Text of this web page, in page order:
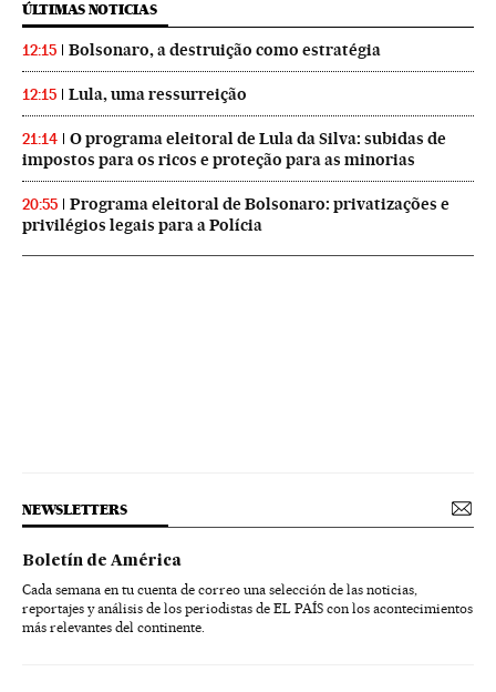
ÚLTIMAS NOTICIAS
12:15 Bolsonaro, a destruição como estratégia
12:15 Lula, uma ressurreição
21:14
O programa eleitoral de Lula da Silva: subidas de
impostos para os ricos e proteção para as minorias
20:55
Programa eleitoral de Bolsonaro: privatizações e
privilégios legais para a Polícia
NEWSLETTERS
Boletín de América
Cada semana en tu cuenta de correo una selección de las noticias,
reportajes y análisis de los periodistas de EL PAÍS con los acontecimientos
más relevantes del continente.